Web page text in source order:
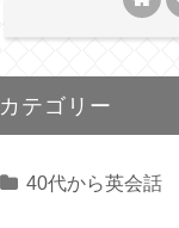
カテゴリー
40代から英会話